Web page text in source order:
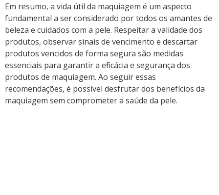
Em resumo, a vida útil da maquiagem é um aspecto
fundamental a ser considerado por todos os amantes de
beleza e cuidados com a pele. Respeitar a validade dos
produtos, observar sinais de vencimento e descartar
produtos vencidos de forma segura são medidas
essenciais para garantir a eficácia e segurança dos
produtos de maquiagem. Ao seguir essas
recomendações, é possível desfrutar dos benefícios da
maquiagem sem comprometer a saúde da pele.